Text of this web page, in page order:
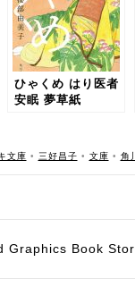
ひゃくめ はり医者
安眠 夢草紙
文庫 • 三好昌子 • 文庫 • 角
Graphics Book